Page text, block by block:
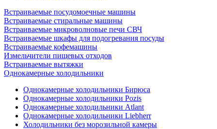
Встраиваемые посудомоечные машины
Встраиваемые стиральные машины
Встраиваемые микроволновые печи СВЧ
Встраиваемые шкафы для подогревания посуды
Встраиваемые кофемашины
Измельчители пищевых отходов
Встраиваемые вытяжки
Однокамерные холодильники
Однокамерные холодильники Бирюса
Однокамерные холодильники Pozis
Однокамерные холодильники Atlant
Однокамерные холодильники Liebherr
Холодильники без морозильной камеры